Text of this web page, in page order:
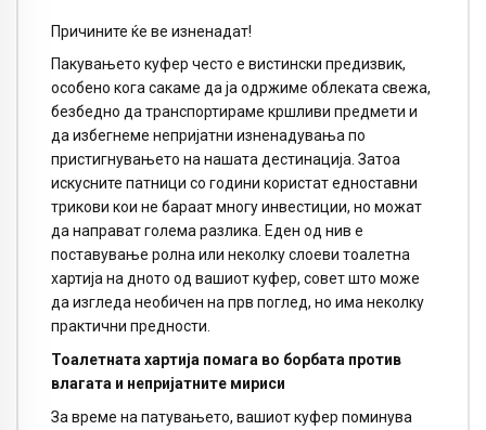
Причините ќе ве изненадат!
Пакувањето куфер често е вистински предизвик,
особено кога сакаме да ја одржиме облеката свежа,
безбедно да транспортираме кршливи предмети и
да избегнеме непријатни изненадувања по
пристигнувањето на нашата дестинација. Затоа
искусните патници со години користат едноставни
трикови кои не бараат многу инвестиции, но можат
да направат голема разлика. Еден од нив е
поставување ролна или неколку слоеви тоалетна
хартија на дното од вашиот куфер, совет што може
да изгледа необичен на прв поглед, но има неколку
практични предности.
Тоалетната хартија помага во борбата против
влагата и непријатните мириси
За време на патувањето, вашиот куфер поминува